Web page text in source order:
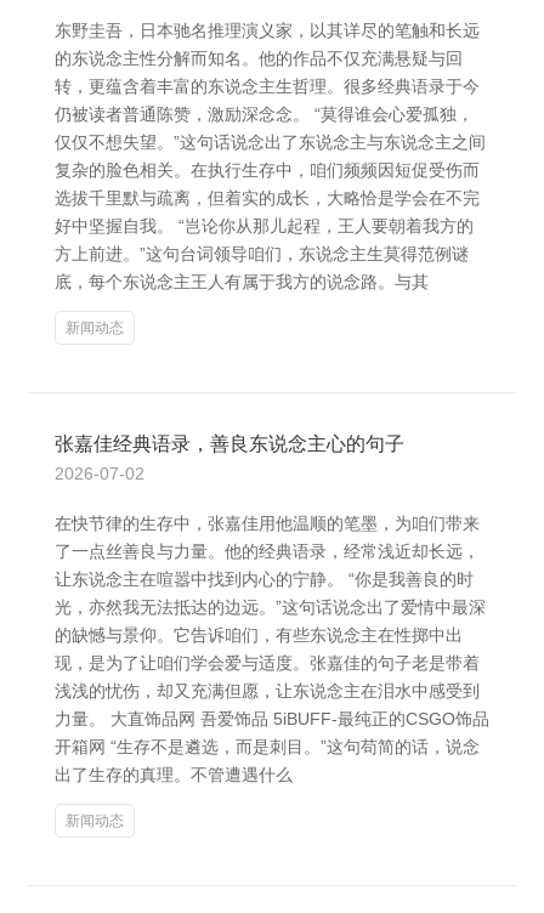
东野圭吾，日本驰名推理演义家，以其详尽的笔触和长远
的东说念主性分解而知名。他的作品不仅充满悬疑与回
转，更蕴含着丰富的东说念主生哲理。很多经典语录于今
仍被读者普通陈赞，激励深念念。 “莫得谁会心爱孤独，
仅仅不想失望。”这句话说念出了东说念主与东说念主之间
复杂的脸色相关。在执行生存中，咱们频频因短促受伤而
选拔千里默与疏离，但着实的成长，大略恰是学会在不完
好中坚握自我。 “岂论你从那儿起程，王人要朝着我方的
方上前进。”这句台词领导咱们，东说念主生莫得范例谜
底，每个东说念主王人有属于我方的说念路。与其
新闻动态
张嘉佳经典语录，善良东说念主心的句子
2026-07-02
在快节律的生存中，张嘉佳用他温顺的笔墨，为咱们带来
了一点丝善良与力量。他的经典语录，经常浅近却长远，
让东说念主在喧嚣中找到内心的宁静。 “你是我善良的时
光，亦然我无法抵达的边远。”这句话说念出了爱情中最深
的缺憾与景仰。它告诉咱们，有些东说念主在性掷中出
现，是为了让咱们学会爱与适度。张嘉佳的句子老是带着
浅浅的忧伤，却又充满但愿，让东说念主在泪水中感受到
力量。 大直饰品网 吾爱饰品 5iBUFF-最纯正的CSGO饰品
开箱网 “生存不是遴选，而是刺目。”这句苟简的话，说念
出了生存的真理。不管遭遇什么
新闻动态